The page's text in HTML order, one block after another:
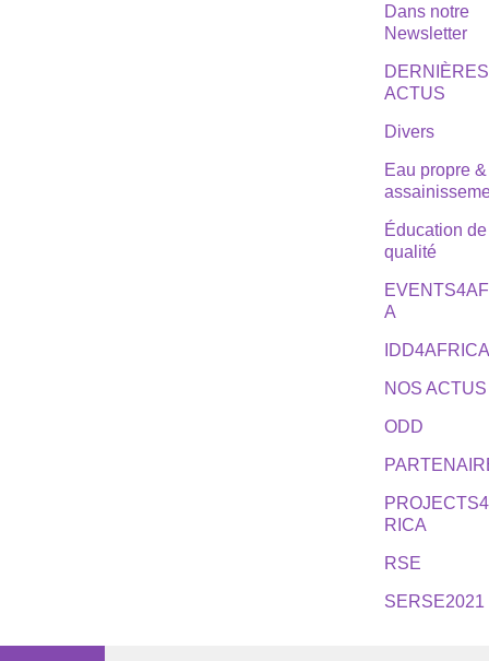
Dans notre
Newsletter
DERNIÈRES
ACTUS
Divers
Eau propre &
Éducation de
qualité
A
NOS ACTUS
ODD
RICA
RSE
SERSE2021